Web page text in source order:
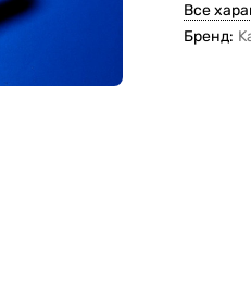
Все
Бренд: